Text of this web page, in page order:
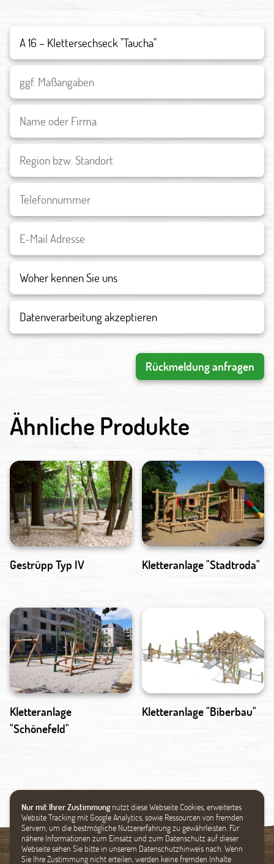
Nur mit Ihrer Zustimmung nutzt diese Webseite Cookies, erweitertes
Website Tracking mit Google Analytics, sowie Ressourcen von fremden
Servern, um die bestmögliche Nutzererfahrung zu gewährleisten. Für
nähere Informationen zum Einsatz und zum Datenschutz auf dieser
Webseite sehen Sie bitte in unserem Datenschutzhinweis nach. Wenn
Sie Ihre Zustimmung nicht erteilen, werden keine fremden Inhalte
Datenverarbeitung akzeptieren
Rückmeldung anfragen
Ähnliche Produkte
Gestrüpp Typ IV Kletteranlage "Stadtroda"
Kletteranlage
"Schönefeld"
Kletteranlage "Biberbau"